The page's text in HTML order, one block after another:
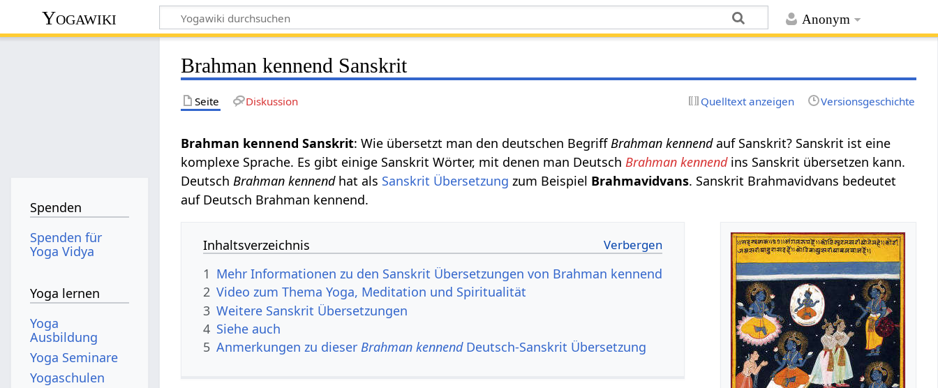
Anonym
Yogawiki
Brahman kennend Sanskrit
Seite Diskussion Quelltext anzeigen Versionsgeschichte
Brahman kennend Sanskrit: Wie übersetzt man den deutschen Begriff Brahman kennendauf Sanskrit? Sanskrit ist eine
komplexe Sprache. Es gibt einige Sanskrit Wörter, mit denen man Deutsch Brahman kennendins Sanskrit übersetzen kann.
Deutsch Brahman kennend hat als Sanskrit Übersetzung zum Beispiel Brahmavidvans. Sanskrit Brahmavidvans bedeutet
auf Deutsch Brahman kennend.
Inhaltsverzeichnis
1 Mehr Informationen zu den Sanskrit Übersetzungen von Brahman kennend
2 Video zum Thema Yoga, Meditation und Spiritualität
3 Weitere Sanskrit Übersetzungen
4 Siehe auch
5 Anmerkungen zu dieserBrahman kennend Deutsch-Sanskrit Übersetzung
Spenden
Spenden für
Yoga Vidya
Yoga lernen
Yoga
Ausbildung
Yoga Seminare
Yogaschulen